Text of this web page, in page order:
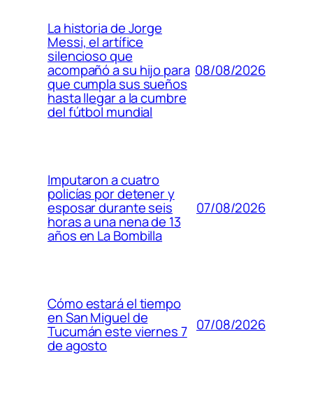
La historia de Jorge
Messi, el artífice
silencioso que
acompañó a su hijo para
que cumpla sus sueños
hasta llegar a la cumbre
del fútbol mundial
08/08/2026
Imputaron a cuatro
policías por detener y
esposar durante seis
horas a una nena de 13
años en La Bombilla
07/08/2026
Cómo estará el tiempo
en San Miguel de
Tucumán este viernes 7
de agosto
07/08/2026